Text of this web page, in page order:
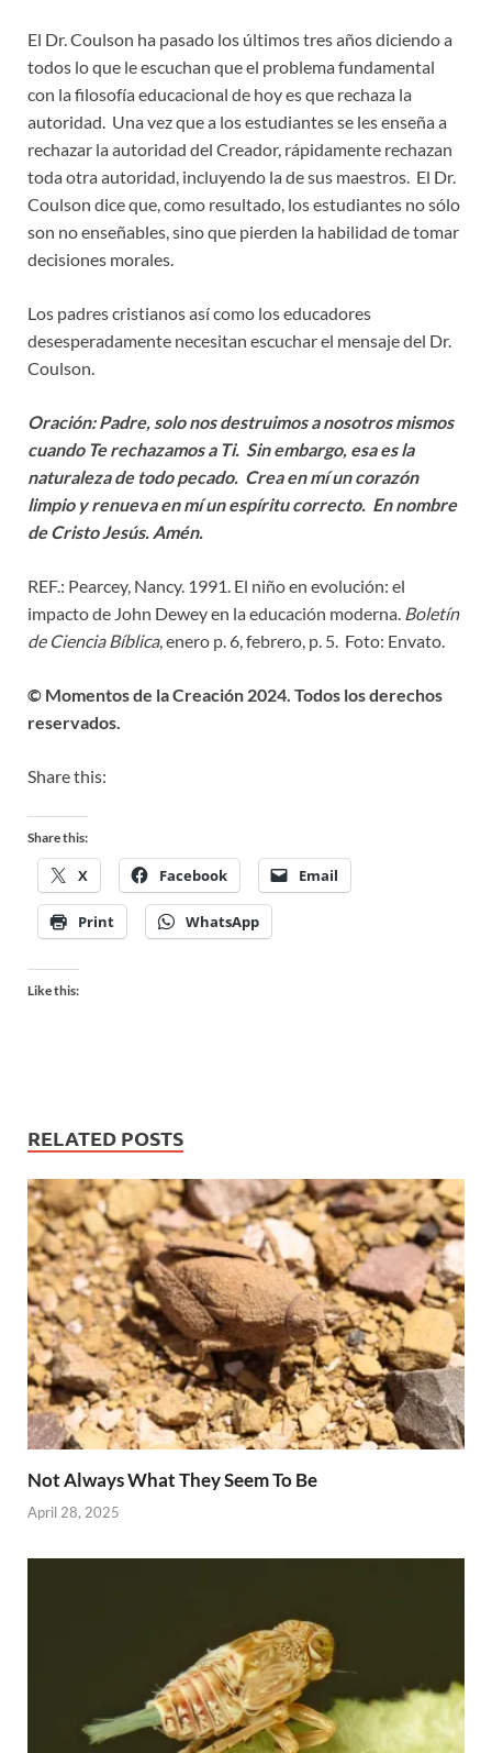
El Dr. Coulson ha pasado los últimos tres años diciendo a
todos lo que le escuchan que el problema fundamental
con la filosofía educacional de hoy es que rechaza la
autoridad. Una vez que a los estudiantes se les enseña a
rechazar la autoridad del Creador, rápidamente rechazan
toda otra autoridad, incluyendo la de sus maestros. El Dr.
Coulson dice que, como resultado, los estudiantes no sólo
son no enseñables, sino que pierden la habilidad de tomar
decisiones morales.
Los padres cristianos así como los educadores
desesperadamente necesitan escuchar el mensaje del Dr.
Coulson.
Oración: Padre, solo nos destruimos a nosotros mismos
cuando Te rechazamos a Ti. Sin embargo, esa es la
naturaleza de todo pecado. Crea en mí un corazón
limpio y renueva en mí un espíritu correcto. En nombre
de Cristo Jesús. Amén.
REF.: Pearcey, Nancy. 1991. El niño en evolución: el
impacto de John Dewey en la educación moderna. Boletín
de Ciencia Bíblica, enero p. 6, febrero, p. 5. Foto: Envato.
© Momentos de la Creación 2024. Todos los derechos
reservados.
Share this:
Share this:
X Facebook Email
Print WhatsApp
Like this:
RELATED POSTS
Not Always What They Seem To Be
April 28, 2025